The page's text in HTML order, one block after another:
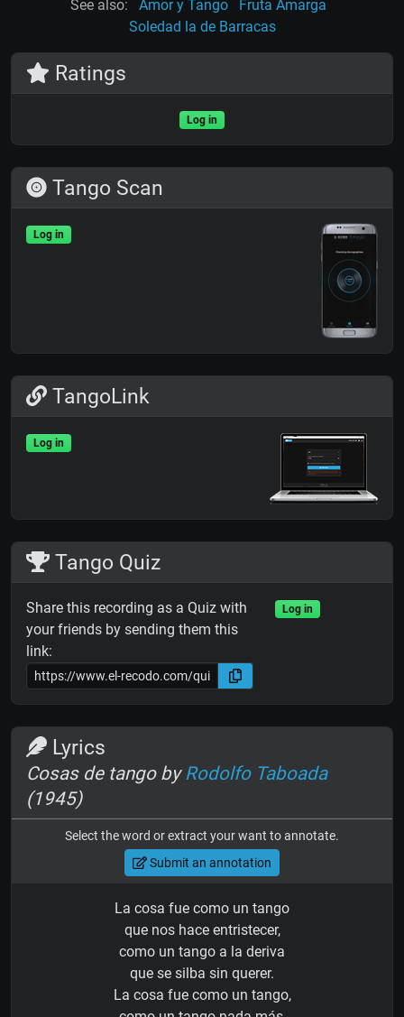
See also: Amor y Tango
Fruta Amarga
Soledad la de Barracas
Ratings
Log in
Tango Scan
Log in
TangoLink
Log in
Tango Quiz
Share this recording as a Quiz with
your friends by sending them this
link:
Log in
Lyrics
Cosas de tango byRodolfo Taboada
(1945)
Select the word or extract your want to annotate.
Submit an annotation
La cosa fue como un tango
que nos hace entristecer,
como un tango a la deriva
que se silba sin querer.
La cosa fue como un tango,